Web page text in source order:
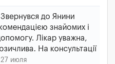
Звернувся до Янини
знайомих і
Лікар уважна,
На консультації
июля